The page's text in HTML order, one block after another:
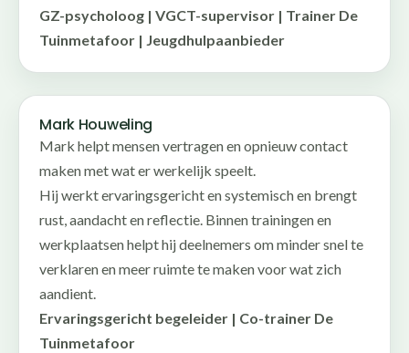
GZ-psycholoog | VGCT-supervisor | Trainer De
Tuinmetafoor | Jeugdhulpaanbieder
Mark Houweling
Mark helpt mensen vertragen en opnieuw contact
maken met wat er werkelijk speelt.
Hij werkt ervaringsgericht en systemisch en brengt
rust, aandacht en reflectie. Binnen trainingen en
werkplaatsen helpt hij deelnemers om minder snel te
verklaren en meer ruimte te maken voor wat zich
aandient.
Ervaringsgericht begeleider | Co-trainer De
Tuinmetafoor